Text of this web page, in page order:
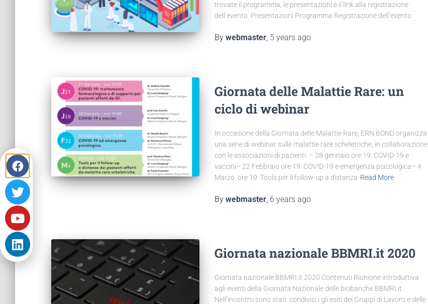
trovate il programma, le presentazioni e il link alla registrazione
dell’evento. Presentazioni Programma Registrazione dell’evento
By webmaster, 5 years ago
Giornata delle Malattie Rare: un
ciclo di webinar
In occasione della Giornata delle Malattie Rare, ERN BOND organizza
una serie di webinar sulle malattie rare scheletriche, in collaborazione
con le associazioni di pazienti. – 28 gennaio ore 19: COVID-19 e
vaccini– 22 Febbraio ore 19: COVID-19 e emergenza psicologica– 4
Marzo, ore 19: Tools per il follow-up a distanza Read More
By webmaster, 6 years ago
Giornata nazionale BBMRI.it 2020
Giornata nazionale BBMRI.it 2020 Contenuti Riunione introduttiva
agli eventi della Giornata Nazionale delle biobanche BBMRI.it
Nell’incontro sono stati condivisi i gli esiti dei Gruppi di Lavoro e delle